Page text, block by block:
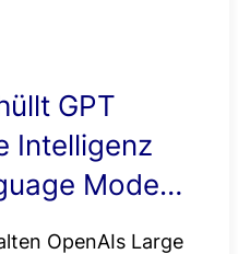
GPT
Intelligenz
Models
OpenAIs Large